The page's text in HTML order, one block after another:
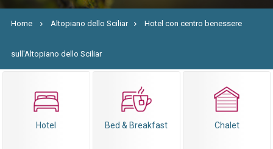
Home Altopiano dello Sciliar Hotel con centro benessere
sull'Altopiano dello Sciliar
Hotel Bed & Breakfast Chalet